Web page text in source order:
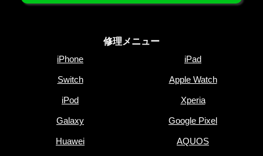
修理メニュー
iPhone
iPad
Switch Apple Watch
iPod Xperia
Galaxy Google Pixel
Huawei AQUOS